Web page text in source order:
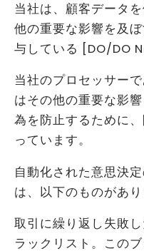
当社は、顧客データ
他の重要な影響を及
与している [DO/DO
当社のプロセッサー
はその他の重要な影
為を防止するために
っています。
自動化された意思決
は、以下のものがあり
取引に繰り返し失敗
ラックリスト。この